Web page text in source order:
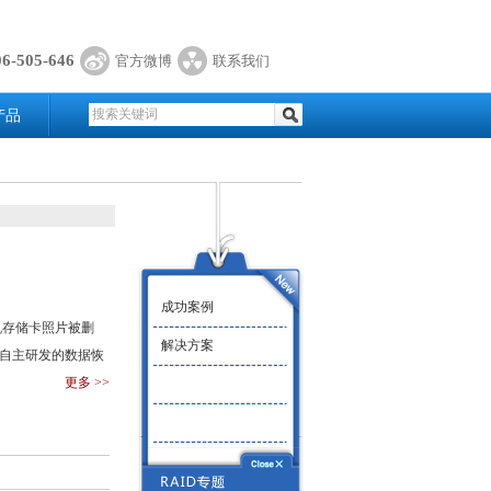
505-646 官方微博 联系我们
品
储卡照片被删
主研发的数据恢
更多 >>
成功案例
解决方案